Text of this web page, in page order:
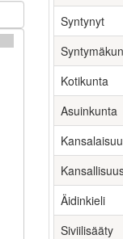
Syntynyt
Kotikunta
Asuinkunta
Äidinkieli
Siviilisääty